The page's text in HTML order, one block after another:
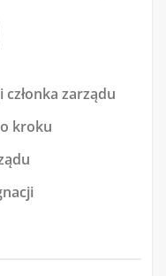
zarządu
kroku